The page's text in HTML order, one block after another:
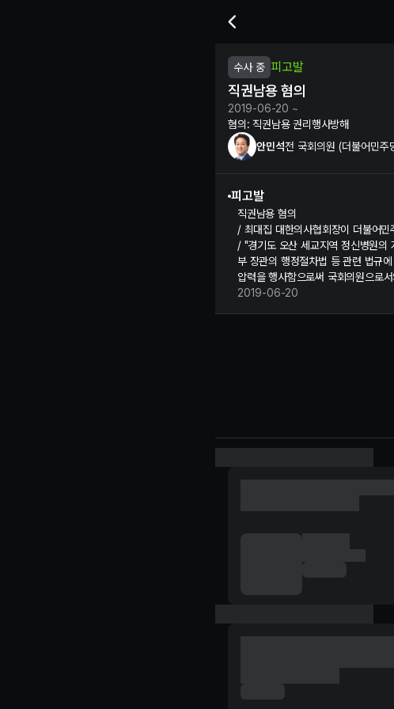
수사 중 피고발
직권남용 혐의
2019-06-20 ~
혐의: 직권남용 권리행사방해
안민석전 국회의원 (더불어민주
피고발
직권남용 혐의
/ 최대집 대한의사협회장이 더불어
/ "경기도 오산 세교지역 정신병원의
부 장관의 행정절차법 등 관련 법규
압력을 행사함으로써 국회의원으로
2019-06-20